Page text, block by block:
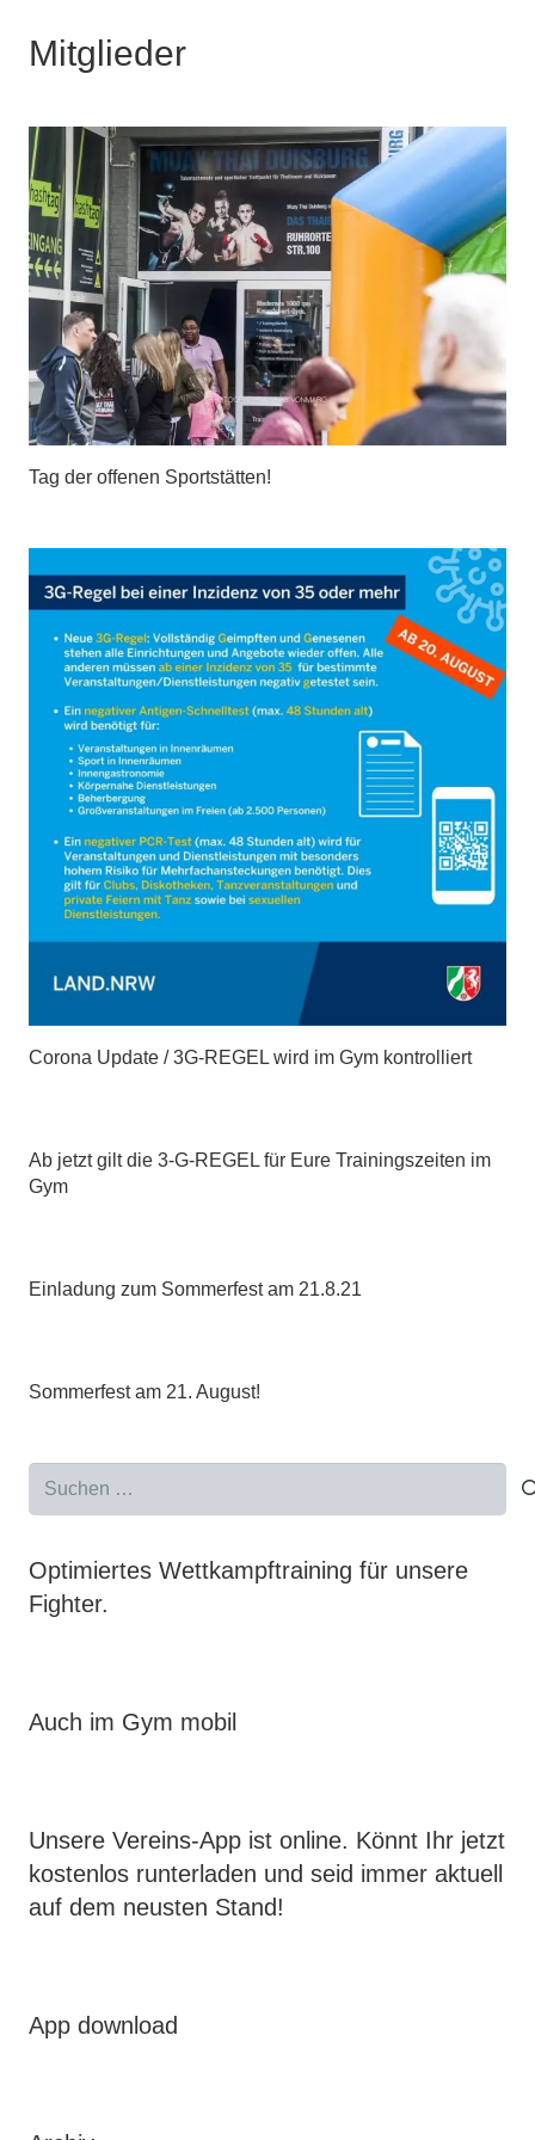
Mitglieder
Tag der offenen Sportstätten!
Corona Update / 3G-REGEL wird im Gym kontrolliert
Ab jetzt gilt die 3-G-REGEL für Eure Trainingszeiten im
Gym
Einladung zum Sommerfest am 21.8.21
Sommerfest am 21. August!
Optimiertes Wettkampftraining für unsere
Fighter.
Auch im Gym mobil
Unsere Vereins-App ist online. Könnt Ihr jetzt
kostenlos runterladen und seid immer aktuell
auf dem neusten Stand!
App download